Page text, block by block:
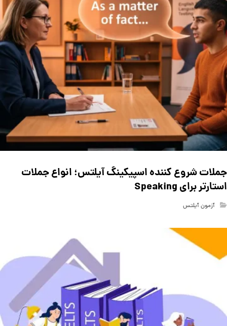
جملات شروع کننده اسپیکینگ آیلتس؛ انواع جملات
استارتر برای Speaking
آزمون آیلتس